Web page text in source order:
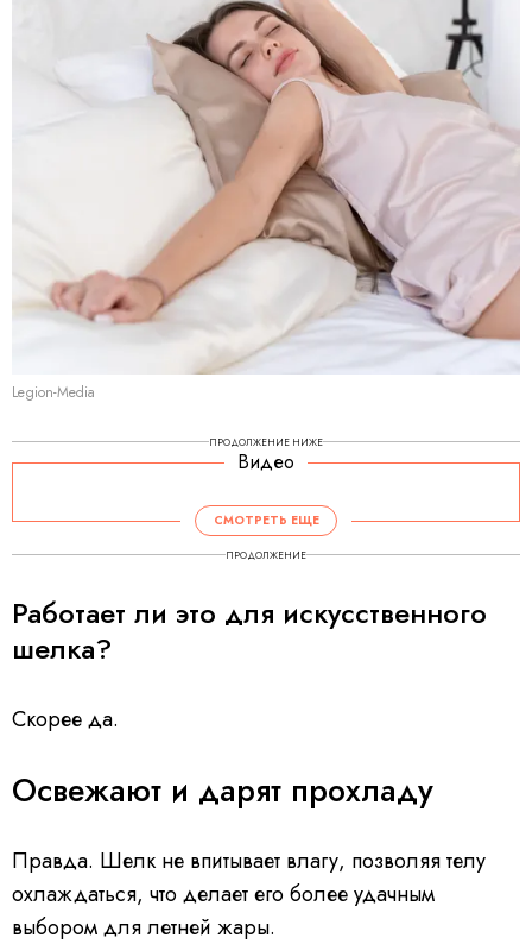
Legion-Media
ПРОДОЛЖЕНИЕ НИЖЕ
Видео
СМОТРЕТЬ ЕЩЕ
ПРОДОЛЖЕНИЕ
Работает ли это для искусственного
шелка?
Скорее да.
Освежают и дарят прохладу
Правда. Шелк не впитывает влагу, позволяя телу
охлаждаться, что делает его более удачным
выбором для летней жары.